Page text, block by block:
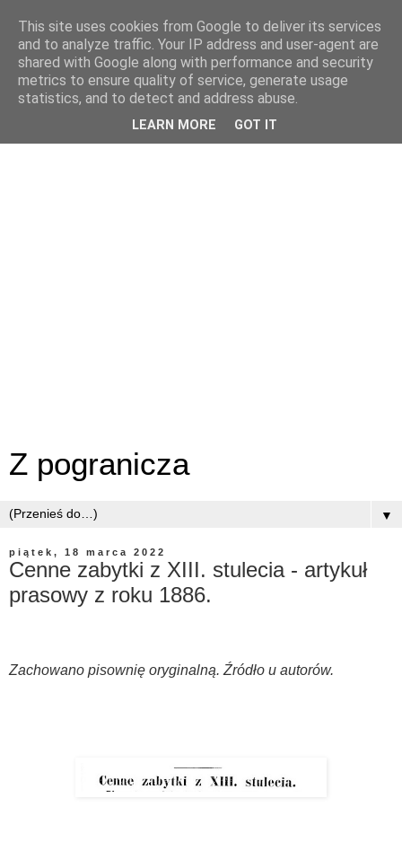
Z pogranicza
▼
piątek, 18 marca 2022
Cenne zabytki z XIII. stulecia - artykuł
prasowy z roku 1886.
Zachowano pisownię oryginalną. Źródło u autorów.
This site uses cookies from Google to deliver its services
and to analyze traffic. Your IP address and user-agent are
shared with Google along with performance and security
metrics to ensure quality of service, generate usage
statistics, and to detect and address abuse.
LEARN MORE GOT IT